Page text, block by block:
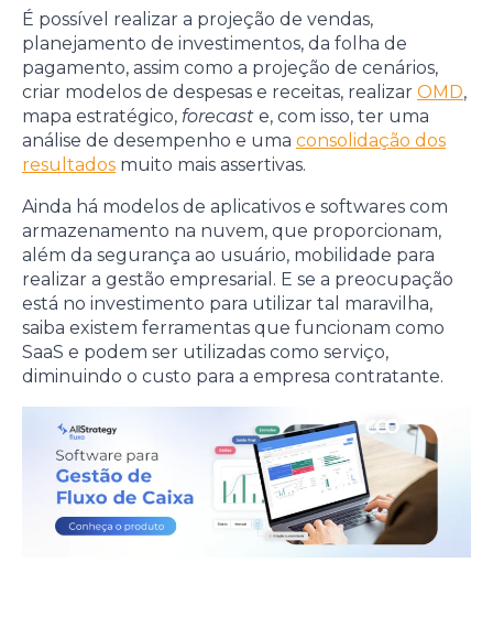
É possível realizar a projeção de vendas,
planejamento de investimentos, da folha de
pagamento, assim como a projeção de cenários,
criar modelos de despesas e receitas, realizar OMD,
mapa estratégico, forecast e, com isso, ter uma
análise de desempenho e uma consolidação dos
resultados muito mais assertivas.
Ainda há modelos de aplicativos e softwares com
armazenamento na nuvem, que proporcionam,
além da segurança ao usuário, mobilidade para
realizar a gestão empresarial. E se a preocupação
está no investimento para utilizar tal maravilha,
saiba existem ferramentas que funcionam como
SaaS e podem ser utilizadas como serviço,
diminuindo o custo para a empresa contratante.